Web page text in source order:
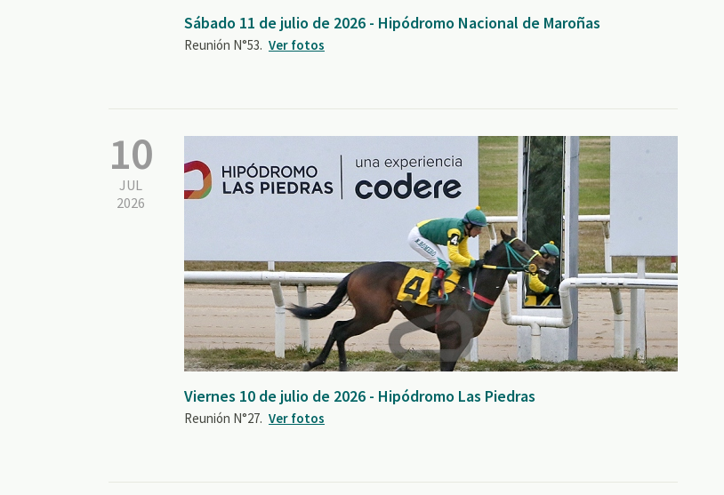
Sábado 11 de julio de 2026 - Hipódromo Nacional de Maroñas
Reunión N°53. Ver fotos
10
JUL
2026
Viernes 10 de julio de 2026 - Hipódromo Las Piedras
Reunión N°27. Ver fotos